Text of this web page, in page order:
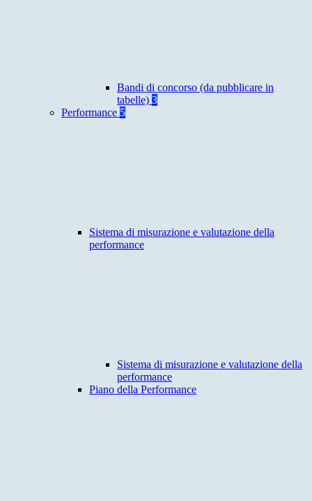
Bandi di concorso (da pubblicare in
tabelle) 3
Performance 5
Sistema di misurazione e valutazione della
performance
Sistema di misurazione e valutazione della
performance
Piano della Performance